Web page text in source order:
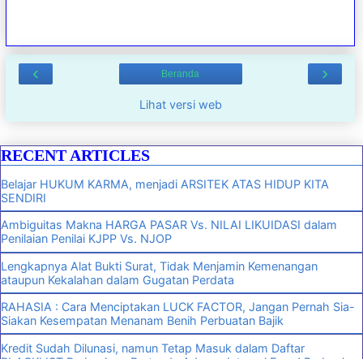
‹ ›
Beranda
Lihat versi web
RECENT ARTICLES
Belajar HUKUM KARMA, menjadi ARSITEK ATAS HIDUP KITA
SENDIRI
Ambiguitas Makna HARGA PASAR Vs. NILAI LIKUIDASI dalam
Penilaian Penilai KJPP Vs. NJOP
Lengkapnya Alat Bukti Surat, Tidak Menjamin Kemenangan
ataupun Kekalahan dalam Gugatan Perdata
RAHASIA : Cara Menciptakan LUCK FACTOR, Jangan Pernah Sia-
Siakan Kesempatan Menanam Benih Perbuatan Bajik
Kredit Sudah Dilunasi, namun Tetap Masuk dalam Daftar